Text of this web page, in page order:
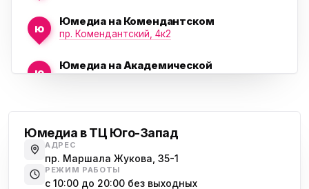
ю
Юмедиа на Комендантском
пр. Комендантский, 4к2
ю
Юмедиа на Академической
Юмедиа на Наставников
пр. Наставников 35
Юмедиа в ТЦ Юго-Запад
АДРЕС
пр. Маршала Жукова, 35-1
РЕЖИМ РАБОТЫ
с 10:00 до 20:00 без выходных